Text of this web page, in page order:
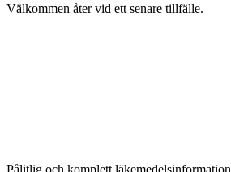
Välkommen åter vid ett senare tillfälle.
Pålitlig och komplett läkemedelsinformation